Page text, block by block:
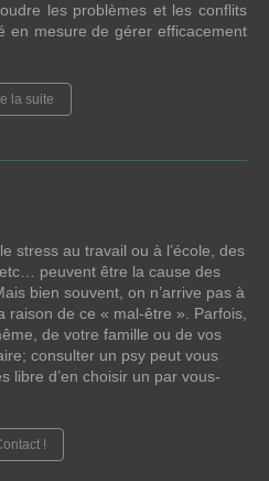
les problèmes et les conflits
en mesure de gérer efficacement
la suite
stress au travail ou à l’école, des
peuvent être la cause des
bien souvent, on n’arrive pas à
raison de ce « mal-être ». Parfois,
de votre famille ou de vos
consulter un psy peut vous
libre d’en choisir un par vous-
!